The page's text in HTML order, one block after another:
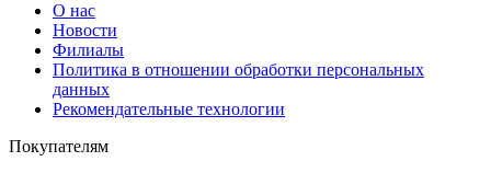
О нас
Новости
Филиалы
Политика в отношении обработки персональных
данных
Рекомендательные технологии
Покупателям